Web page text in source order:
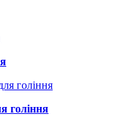
гоління
гоління